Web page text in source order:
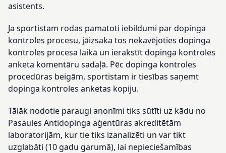
asistents.
Ja sportistam rodas pamatoti iebildumi par dopinga
kontroles procesu, jāizsaka tos nekavējoties dopinga
kontroles procesa laikā un ierakstīt dopinga kontroles
anketa komentāru sadaļā. Pēc dopinga kontroles
procedūras beigām, sportistam ir tiesības saņemt
dopinga kontroles anketas kopiju.
Tālāk nodotie paraugi anonīmi tiks sūtīti uz kādu no
Pasaules Antidopinga aģentūras akreditētām
laboratorijām, kur tie tiks izanalizēti un var tikt
uzglabāti (10 gadu garumā), lai nepieciešamības